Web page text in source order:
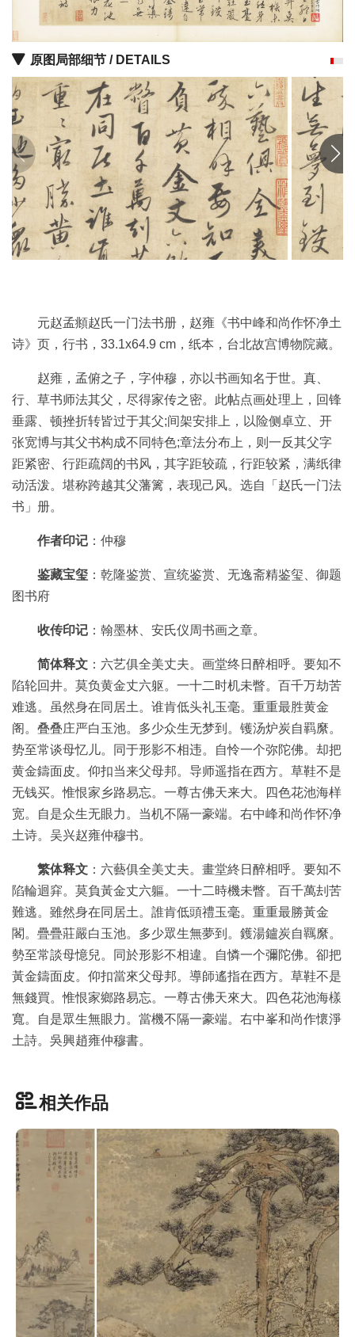
原图局部细节 / DETAILS
元赵孟頫赵氏一门法书册，赵雍《书中峰和尚作怀净土
诗》页，行书，33.1x64.9 cm，纸本，台北故宫博物院藏。
赵雍，孟俯之子，字仲穆，亦以书画知名于世。真、
行、草书师法其父，尽得家传之密。此帖点画处理上，回锋
垂露、顿挫折转皆过于其父;间架安排上，以险侧卓立、开
张宽博与其父书构成不同特色;章法分布上，则一反其父字
距紧密、行距疏阔的书风，其字距较疏，行距较紧，满纸律
动活泼。堪称跨越其父藩篱，表现己风。选自「赵氏一门法
书」册。
作者印记 ：仲穆
鉴藏宝玺 ：乾隆鉴赏、宣统鉴赏、无逸斋精鉴玺、御题
图书府
收传印记 ：翰墨林、安氏仪周书画之章。
简体释文 ：六艺俱全美丈夫。画堂终日醉相呼。要知不
陷轮回井。莫负黄金丈六躯。一十二时机未瞥。百千万劫苦
难逃。虽然身在同居土。谁肯低头礼玉毫。重重最胜黄金
阁。叠叠庄严白玉池。多少众生无梦到。镬汤炉炭自羁縻。
势至常谈母忆儿。同于形影不相违。自怜一个弥陀佛。却把
黄金鑄面皮。仰扣当来父母邦。导师遥指在西方。草鞋不是
无钱买。惟恨家乡路易忘。一尊古佛天来大。四色花池海样
宽。自是众生无眼力。当机不隔一豪端。右中峰和尚作怀净
土诗。吴兴赵雍仲穆书。
繁体释文 ：六藝俱全美丈夫。畫堂終日醉相呼。要知不
陷輪迴穽。莫負黃金丈六軀。一十二時機未瞥。百千萬刦苦
難逃。雖然身在同居土。誰肯低頭禮玉毫。重重最勝黃金
閣。疊疊莊嚴白玉池。多少眾生無夢到。鑊湯鑪炭自羈縻。
勢至常談母憶兒。同於形影不相違。自憐一个彌陀佛。卻把
黃金鑄面皮。仰扣當來父母邦。導師遙指在西方。草鞋不是
無錢買。惟恨家鄉路易忘。一尊古佛天來大。四色花池海樣
寬。自是眾生無眼力。當機不隔一豪端。右中峯和尚作懷淨
土詩。吳興趙雍仲穆書。
相关作品
高
清
画
版
画
家
高
清
画
高
清
描
描
术
图
库
Artwork
雕
刻
文
具
器
器
珐
琅
织
品